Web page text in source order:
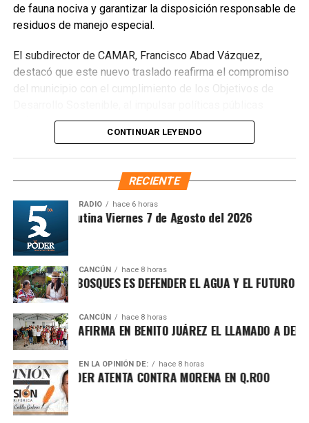
Con estas acciones, el Gobierno Municipal que encabeza
José Luis Chacón Méndez reafirma su compromiso de
trabajar de manera cercana con la ciudadanía, impulsando
programas permanentes que contribuyen a mantener
colonias más limpias, seguras y ordenadas, fortaleciendo
las familias cozumeleñas.
Fuente: 5to Poder Agencia de Noticias
Recibe las noticias al instante
de fauna nociva y garantizar la disposición responsable de
residuos de manejo especial.
El subdirector de CAMAR, Francisco Abad Vázquez,
destacó que este nuevo traslado reafirma el compromiso
del municipio con el cumplimiento de los Objetivos de
enfocadas en el reciclaje, la valorización y el manejo
especializado de materiales que requieren tratamiento
técnico para evitar impactos negativos en el entorno.
Señaló que el proceso incluye acopio, clasificación, corte,
compactado y amarre de los neumáticos, optimizando la
logística para asegurar un transporte eficiente y
ambientalmente seguro.
Con esta remesa, Cozumel suma en 2026 un total de
CONTINUAR LEYENDO
RECIENTE
RADIO hace 6 horas
Sintesis Matutina Viernes 7 de Agosto del 2026
CANCÚN hace 8 horas
LOS BOSQUES ES DEFENDER EL AGUA Y EL FUTURO DE
CANCÚN hace 8 horas
MARÍN REAFIRMA EN BENITO JUÁREZ EL LLAMADO A
EN LA OPINIÓN DE: hace 8 horas
POR EL PODER ATENTA CONTRA MORENA EN Q.ROO